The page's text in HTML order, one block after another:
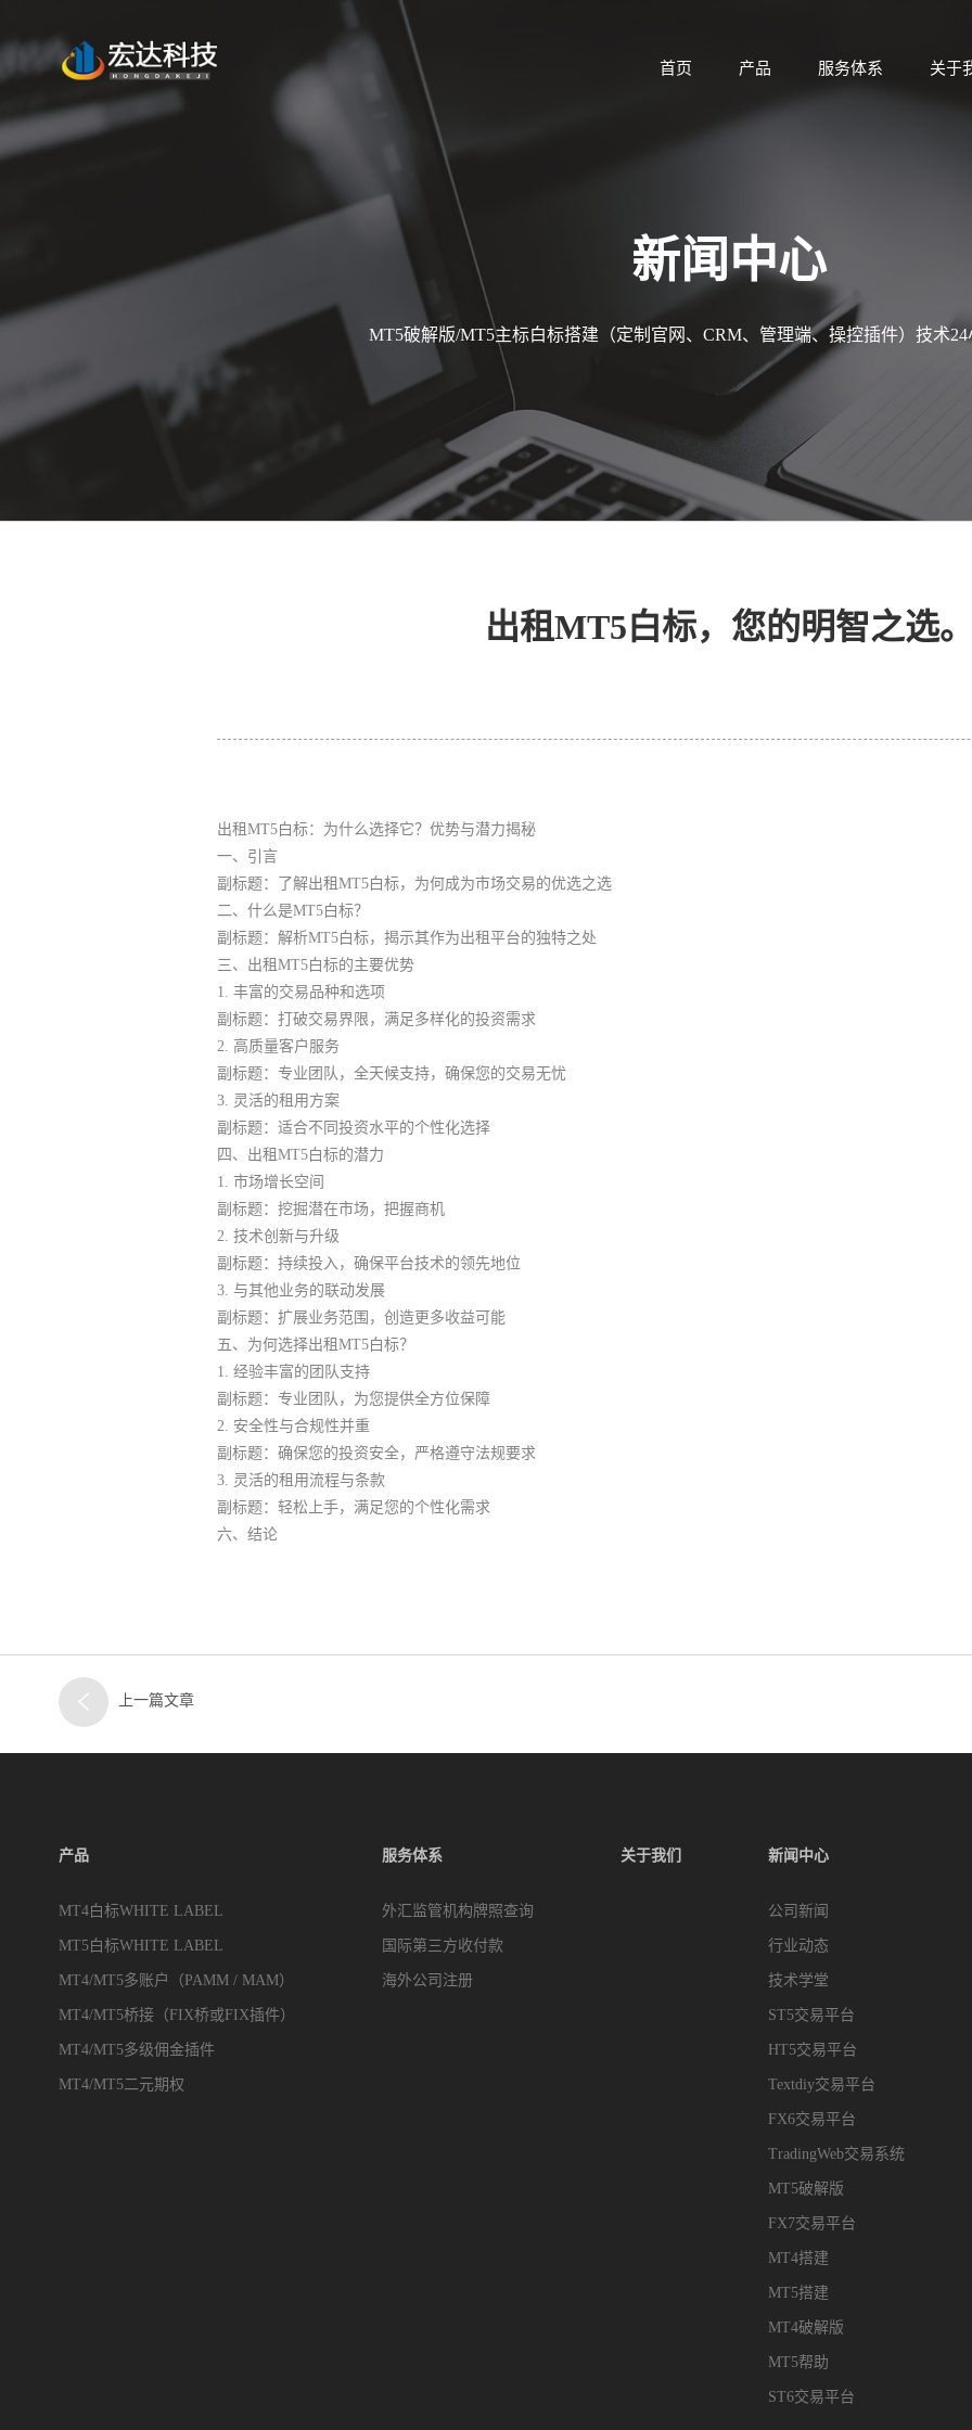
首页 产品 服务体系 关于
新闻中心
MT5破解版/MT5主标白标搭建（定制官网、CRM、管理端、操控插件）技术
出租MT5白标，您的明智之选
出租MT5白标：为什么选择它？优势与潜力揭秘
一、引言
副标题：了解出租MT5白标，为何成为市场交易的优选之选
二、什么是MT5白标？
副标题：解析MT5白标，揭示其作为出租平台的独特之处
三、出租MT5白标的主要优势
1. 丰富的交易品种和选项
副标题：打破交易界限，满足多样化的投资需求
2. 高质量客户服务
副标题：专业团队，全天候支持，确保您的交易无忧
3. 灵活的租用方案
副标题：适合不同投资水平的个性化选择
四、出租MT5白标的潜力
1. 市场增长空间
副标题：挖掘潜在市场，把握商机
2. 技术创新与升级
副标题：持续投入，确保平台技术的领先地位
3. 与其他业务的联动发展
副标题：扩展业务范围，创造更多收益可能
五、为何选择出租MT5白标？
1. 经验丰富的团队支持
副标题：专业团队，为您提供全方位保障
2. 安全性与合规性并重
副标题：确保您的投资安全，严格遵守法规要求
3. 灵活的租用流程与条款
副标题：轻松上手，满足您的个性化需求
六、结论
上一篇文章
产品
MT4白标WHITE LABEL
MT5白标WHITE LABEL
MT4/MT5多账户（PAMM / MAM）
MT4/MT5桥接（FIX桥或FIX插件）
MT4/MT5多级佣金插件
MT4/MT5二元期权
服务体系
外汇监管机构牌照查询
国际第三方收付款
海外公司注册
关于我们 新闻中心
公司新闻
行业动态
技术学堂
ST5交易平台
HT5交易平台
Textdiy交易平台
FX6交易平台
TradingWeb交易系统
MT5破解版
FX7交易平台
MT4搭建
MT5搭建
MT4破解版
MT5帮助
ST6交易平台